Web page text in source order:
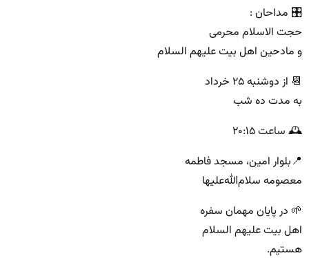
🎛 مداحان :
حجت الاسلام محرمی
و مادحین اهل بیت علیهم السلام
📆 از دوشنبه ۲۵ خرداد
به مدت ده شب
🕰 ساعت ۲۰:۱۵
📍بلوار امین، مسجد فاطمه
معصومه سلام‌الله‌علیها
🌱 در پایان مهمان سفره
اهل بیت علیهم السلام
هستیم.